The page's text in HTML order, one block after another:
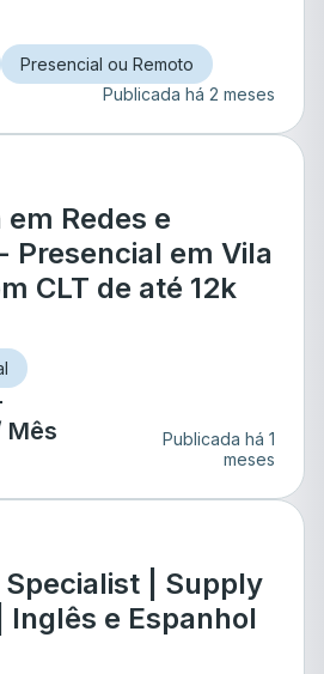
Presencial ou Remoto
Publicada há 2 meses
Redes e
Presencial em Vila
CLT de até 12k
Mês
Publicada há 1
meses
| Supply
Inglês e Espanhol